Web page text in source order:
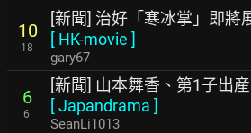
10
18
[新聞] 治好「寒冰掌」即
[ HK-movie ]
gary67
6
6
[新聞] 山本舞香、第1子出
[Japandrama ]
SeanLi1013